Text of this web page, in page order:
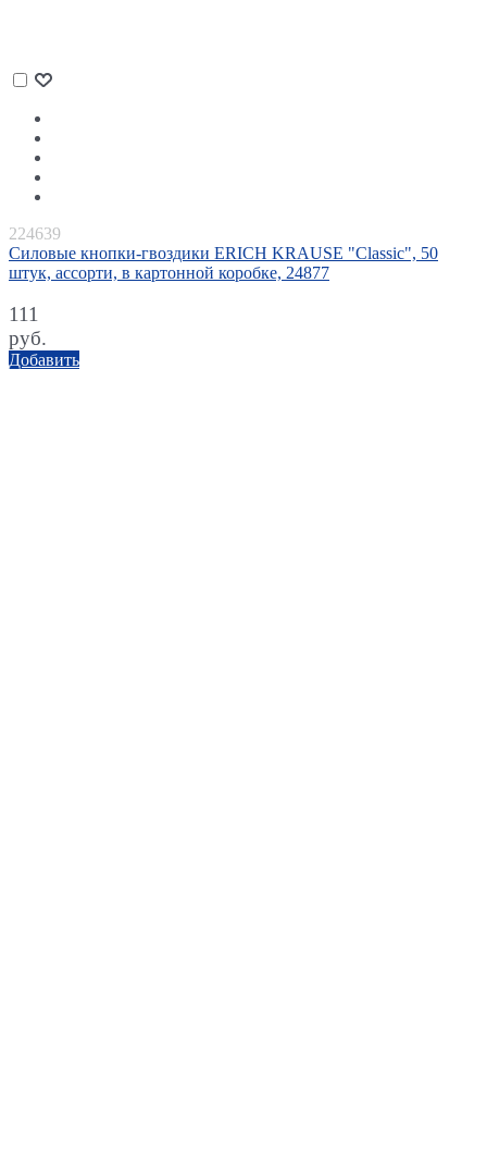
224639
Силовые кнопки-гвоздики ERICH KRAUSE "Classic", 50
штук, ассорти, в картонной коробке, 24877
111
руб.
Добавить